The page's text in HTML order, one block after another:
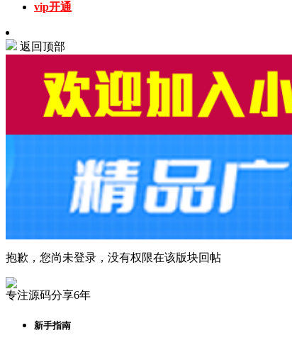
vip开通
返回顶部
抱歉，您尚未登录，没有权限在该版块回帖
专注源码分享6年
新手指南